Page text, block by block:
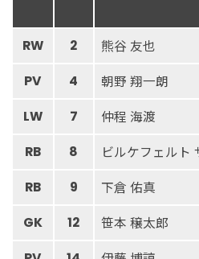
RW 2 熊谷 友也
PV 4 朝野 翔一朗
LW 7 仲程 海渡
RB 8 ビルケフェルト
RB 9 下倉 佑真
GK 12 笹本 穣太郎